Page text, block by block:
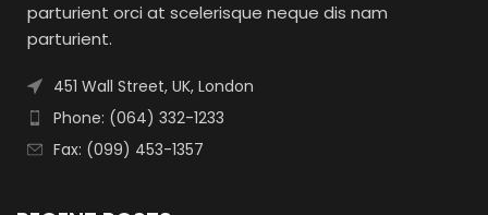
parturient orci at scelerisque neque dis nam
parturient.
451 Wall Street, UK, London
Phone: (064) 332-1233
Fax: (099) 453-1357